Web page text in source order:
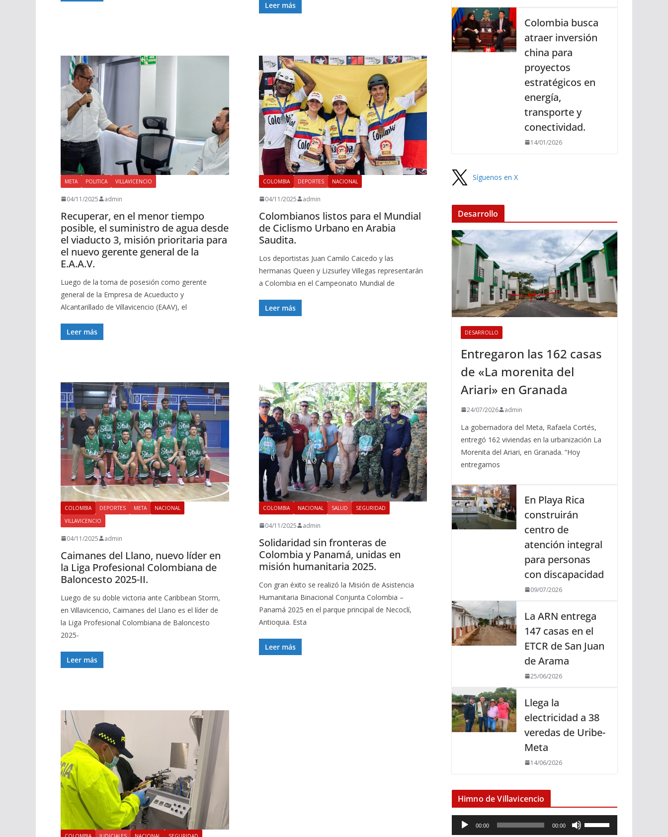
Leer más
META POLITICA VILLAVICENCIO
04/11/2025 admin
Recuperar, en el menor tiempo
posible, el suministro de agua desde
el viaducto 3, misión prioritaria para
el nuevo gerente general de la
E.A.A.V.
Luego de la toma de posesión como gerente
general de la Empresa de Acueducto y
Alcantarillado de Villavicencio (EAAV), el
Leer más
COLOMBIA DEPORTES NACIONAL
04/11/2025 admin
Colombianos listos para el Mundial
de Ciclismo Urbano en Arabia
Saudita.
Los deportistas Juan Camilo Caicedo y las
hermanas Queen y Lizsurley Villegas representarán
a Colombia en el Campeonato Mundial de
Leer más
COLOMBIA DEPORTES META
NACIONAL
VILLAVICENCIO
04/11/2025 admin
Caimanes del Llano, nuevo líder en
la Liga Profesional Colombiana de
Baloncesto 2025-II.
Luego de su doble victoria ante Caribbean Storm,
en Villavicencio, Caimanes del Llano es el líder de
la Liga Profesional Colombiana de Baloncesto
2025-
Leer más
COLOMBIA NACIONAL SALUD SEGURIDAD
04/11/2025 admin
Solidaridad sin fronteras de
Colombia y Panamá, unidas en
misión humanitaria 2025.
Con gran éxito se realizó la Misión de Asistencia
Humanitaria Binacional Conjunta Colombia –
Panamá 2025 en el parque principal de Necoclí,
Antioquia. Esta
Leer más
Colombia busca
atraer inversión
china para
proyectos
estratégicos en
energía,
transporte y
conectividad.
14/01/2026
Síguenos en X
Desarrollo
DESARROLLO
Entregaron las 162 casas
de «La morenita del
Ariari» en Granada
24/07/2026 admin
La gobernadora del Meta, Rafaela Cortés,
entregó 162 viviendas en la urbanización La
Morenita del Ariari, en Granada. “Hoy
entregamos
En Playa Rica
construirán
centro de
atención integral
para personas
con discapacidad
09/07/2026
La ARN entrega
147 casas en el
ETCR de San Juan
de Arama
25/06/2026
Llega la
electricidad a 38
veredas de Uribe-
Meta
14/06/2026
Himno de Villavicencio
e
00:00 00:00